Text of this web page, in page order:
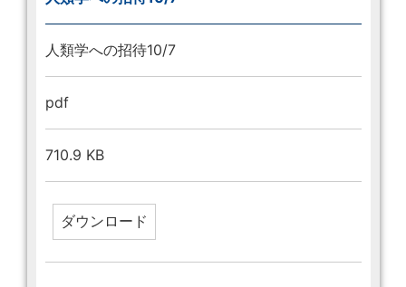
人類学への招待10/7
pdf
710.9 KB